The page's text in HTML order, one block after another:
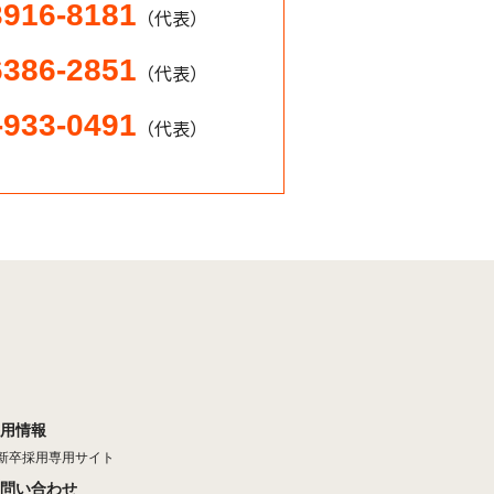
8181 （代表）
2851 （代表）
0491 （代表）
情報
卒採用専用サイト
い合わせ